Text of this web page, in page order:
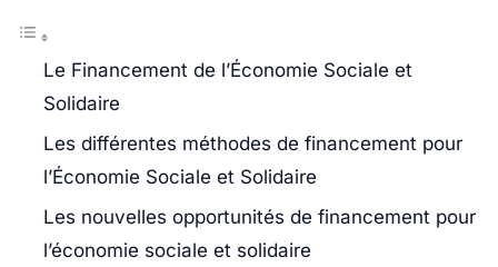
Le Financement de l’Économie Sociale et
Solidaire
Les différentes méthodes de financement pour
l’Économie Sociale et Solidaire
Les nouvelles opportunités de financement pour
l’économie sociale et solidaire